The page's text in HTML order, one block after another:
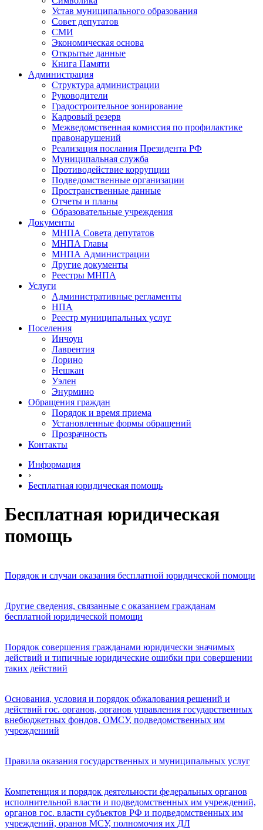
Устав муниципального образования
Совет депутатов
СМИ
Экономическая основа
Открытые данные
Книга Памяти
Администрация
Структура администрации
Руководители
Градостроительное зонирование
Кадровый резерв
Межведомственная комиссия по профилактике
правонарушений
Реализация послания Президента РФ
Муниципальная служба
Противодействие коррупции
Подведомственные организации
Пространственные данные
Отчеты и планы
Образовательные учреждения
Документы
МНПА Совета депутатов
МНПА Главы
МНПА Администрации
Другие документы
Реестры МНПА
Услуги
Административные регламенты
НПА
Реестр муниципальных услуг
Поселения
Инчоун
Лаврентия
Лорино
Нешкан
Уэлен
Энурмино
Обращения граждан
Порядок и время приема
Установленные формы обращений
Прозрачность
Контакты
Информация
›
Бесплатная юридическая помощь
Бесплатная юридическая
помощь
Порядок и случаи оказания бесплатной юридической помощи
Другие сведения, связанные с оказанием гражданам
бесплатной юридической помощи
Порядок совершения гражданами юридически значимых
действий и типичные юридические ошибки при совершении
таких действий
Основания, условия и порядок обжалования решений и
действий гос. органов, органов управления государственных
внебюджетных фондов, ОМСУ, подведомственных им
учреждениий
Правила оказания государственных и муниципальных услуг
Компетенция и порядок деятельности федеральных органов
исполнительной власти и подведомственных им учреждений,
органов гос. власти субъектов РФ и подведомственных им
учреждений, оранов МСУ, полномочия их ДЛ